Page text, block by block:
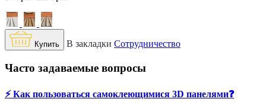
Купить В закладки Сотрудничество
Часто задаваемые вопросы
⚡️ Как пользоваться самоклеющимися 3D панелями❓